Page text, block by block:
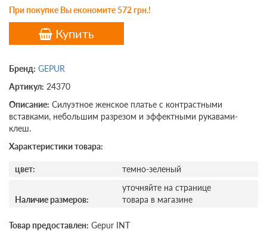
При покупке Вы економите 572 грн.!
Купить
Бренд: GEPUR
Артикул: 24370
Описание: Силуэтное женское платье с контрастными
вставками, небольшим разрезом и эффектными рукавами-
клеш.
Характеристики товара:
цвет: темно-зеленый
Наличие размеров:
уточняйте на странице
товара в магазине
Товар предоставлен: Gepur INT